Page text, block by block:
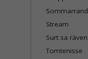
Sommarrand
Stream
Surt sa räven
Tomtenisse